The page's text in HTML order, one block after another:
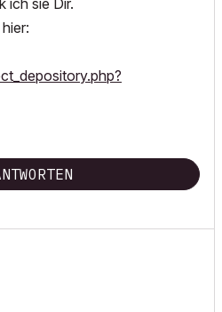
ich sie Dir.